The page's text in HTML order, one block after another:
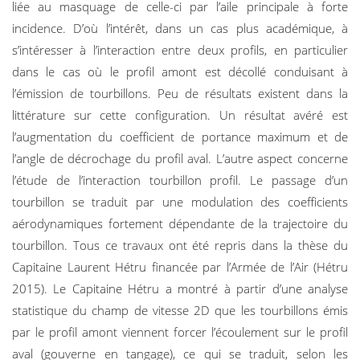
liée au masquage de celle-ci par l’aile principale à forte
incidence. D’où l’intérêt, dans un cas plus académique, à
s’intéresser à l’interaction entre deux profils, en particulier
dans le cas où le profil amont est décollé conduisant à
l’émission de tourbillons. Peu de résultats existent dans la
littérature sur cette configuration. Un résultat avéré est
l’augmentation du coefficient de portance maximum et de
l’angle de décrochage du profil aval. L’autre aspect concerne
l’étude de l’interaction tourbillon profil. Le passage d’un
tourbillon se traduit par une modulation des coefficients
aérodynamiques fortement dépendante de la trajectoire du
tourbillon. Tous ce travaux ont été repris dans la thèse du
Capitaine Laurent Hétru financée par l’Armée de l’Air (Hétru
2015). Le Capitaine Hétru a montré à partir d’une analyse
statistique du champ de vitesse 2D que les tourbillons émis
par le profil amont viennent forcer l’écoulement sur le profil
aval (gouverne en tangage), ce qui se traduit, selon les